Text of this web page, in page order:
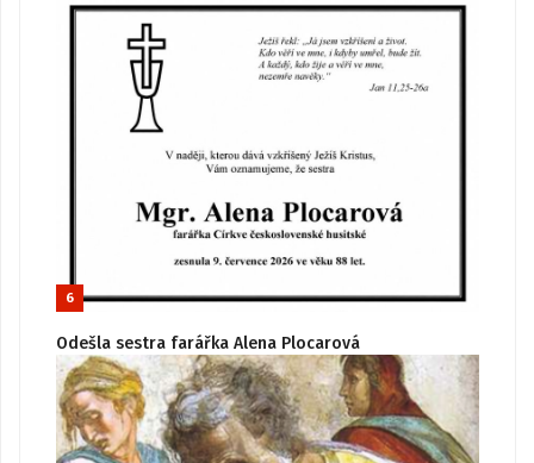
6
Odešla sestra farářka Alena Plocarová